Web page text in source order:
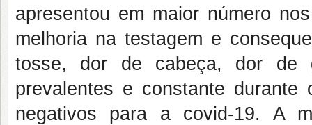
apresentou em maior número
melhoria na testagem e
tosse, dor de cabeça, dor de
prevalentes e constante
negativos para a covid-19. A